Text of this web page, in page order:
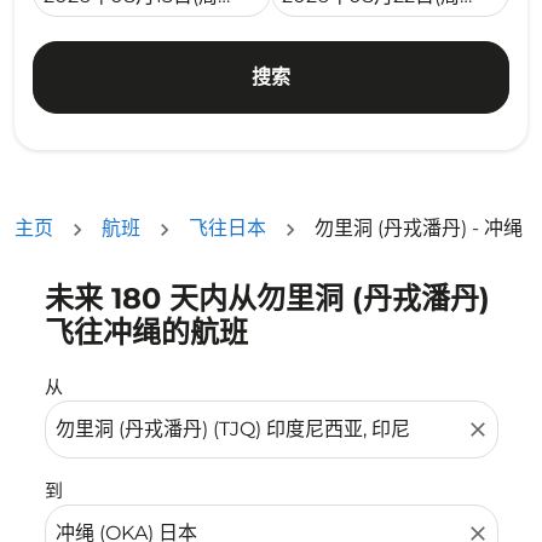
搜索
主页 航班 飞往日本 勿里洞 (丹戎潘丹) - 冲绳
未来 180 天内从勿里洞 (丹戎潘丹)
飞往冲绳的航班
从
close
到
close
没有符合您的筛选条件的机票。请调整您的筛选条件。